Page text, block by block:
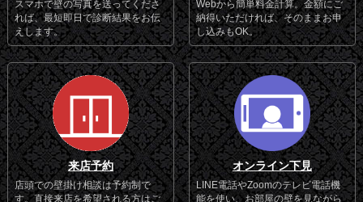
スマホで壁の写真を送ってくださ
れば、最短即日で診断結果をお伝
えします。
Webから簡単料金計算。金額にご
納得いただければ、そのままお申
し込みもOK。
来店予約
店頭での壁掛け相談は予約制で
す。直接来店を希望される方はご
オンライン下見
LINE電話やZoomのテレビ電話機
能を使い、お部屋の壁を見ながら